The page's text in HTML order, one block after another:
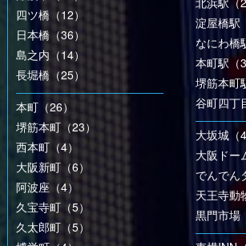
四ツ橋（12）
日本橋（36）
島之内（14）
長堀橋（25）
本町（26）
堺筋本町（23）
西本町（4）
大阪新町（6）
阿波座（4）
久宝寺町（5）
久太郎町（5）
淀屋橋駅
なにわ橋
本町駅（
堺筋本町
谷町四丁
大坂城（4
大阪ドー
でんでん
天王寺動
黒門市場